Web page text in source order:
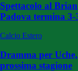
Spettacolo al
Padova termina 3-
Calcio Estero
Dramma per
prossima stagione